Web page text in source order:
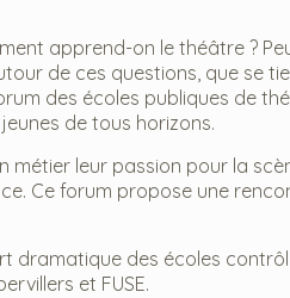
apprend-on le théâtre ?
de ces questions, que se
des écoles publiques de
de tous horizons.
leur passion pour la
Ce forum propose une
dramatique des écoles
et FUSE.